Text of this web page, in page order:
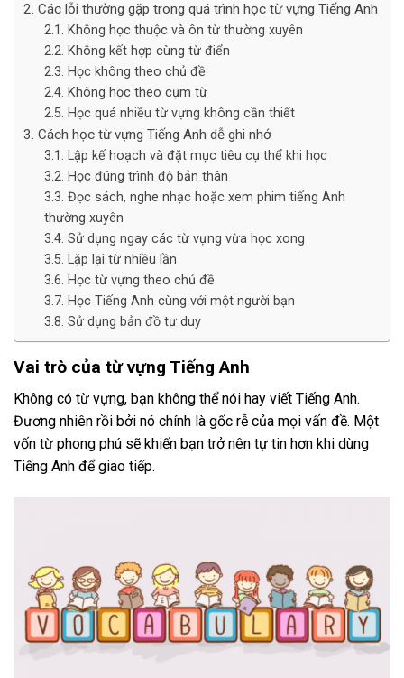
Các lỗi thường gặp trong quá trình học từ vựng Tiếng Anh
Không học thuộc và ôn từ thường xuyên
Không kết hợp cùng từ điển
Học không theo chủ đề
Không học theo cụm từ
Học quá nhiều từ vựng không cần thiết
Cách học từ vựng Tiếng Anh dễ ghi nhớ
Lập kế hoạch và đặt mục tiêu cụ thể khi học
Học đúng trình độ bản thân
Đọc sách, nghe nhạc hoặc xem phim tiếng Anh
thường xuyên
Sử dụng ngay các từ vựng vừa học xong
Lặp lại từ nhiều lần
Học từ vựng theo chủ đề
Học Tiếng Anh cùng với một người bạn
Sử dụng bản đồ tư duy
Vai trò của từ vựng Tiếng Anh
Không có từ vựng, bạn không thể nói hay viết Tiếng Anh.
Đương nhiên rồi bởi nó chính là gốc rễ của mọi vấn đề. Một
vốn từ phong phú sẽ khiến bạn trở nên tự tin hơn khi dùng
Tiếng Anh để giao tiếp.